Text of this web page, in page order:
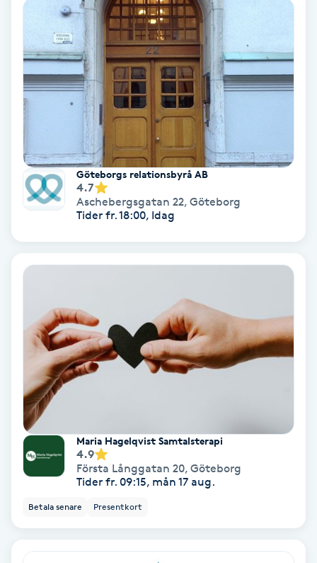
Nageltrång
Nagelvård
Naglar borttagning
Naglar reparation
Naprapati
Navelpiercing
NBE-massage
Olaplex
Olaplexbehandling
Ombre
Ombre brows
Ombre naglar
Göteborgs relationsbyrå AB
4.7
Aschebergsgatan 22, Göteborg
Tider fr. 18:00, Idag
Maria Hagelqvist Samtalsterapi
4.9
Första Långgatan 20, Göteborg
Tider fr. 09:15, mån 17 aug.
Betala senare Presentkort